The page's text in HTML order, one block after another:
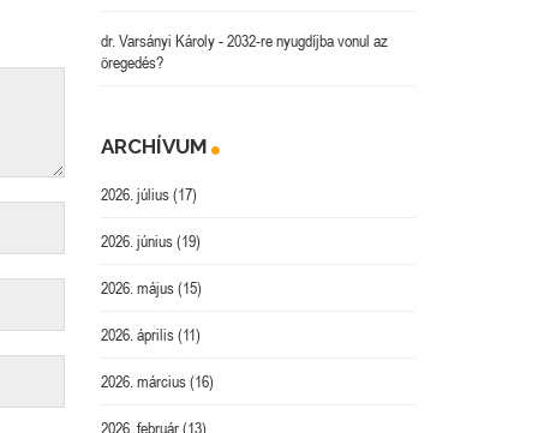
dr. Varsányi Károly-2032-re nyugdíjba vonul az
öregedés?
ARCHÍVUM
2026. július(17)
2026. június(19)
2026. május(15)
2026. április(11)
2026. március(16)
2026. február(13)